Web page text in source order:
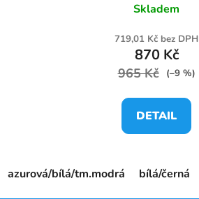
Skladem
719,01 Kč bez DPH
870 Kč
965 Kč (–9 %)
DETAIL
azurová/bílá/tm.modrá bílá/černá